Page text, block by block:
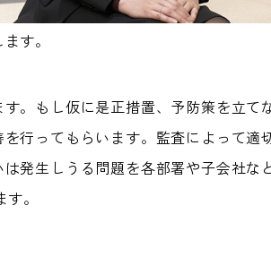
す。
。もし仮に是正措置、予防策を立て
行ってもらいます。監査によって適
発生しうる問題を各部署や子会社な
。